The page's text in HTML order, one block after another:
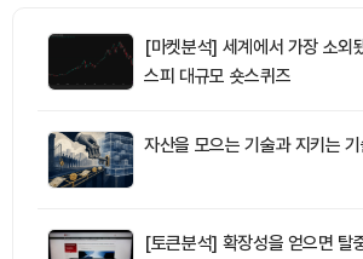
[마켓분석] 세계에서 가장 소외
스피 대규모 숏스퀴즈
자산을 모으는 기술과 지키는
[토큰분석] 확장성을 얻으면 탈